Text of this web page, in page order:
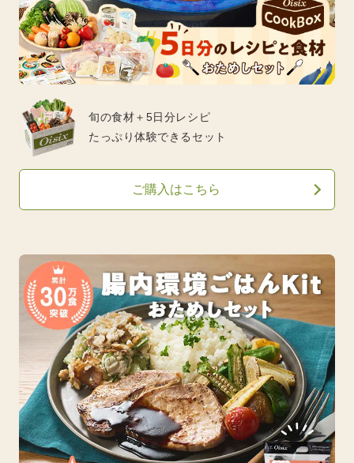
旬の食材＋5日分レシピ
たっぷり体験できるセット
ご購入はこちら